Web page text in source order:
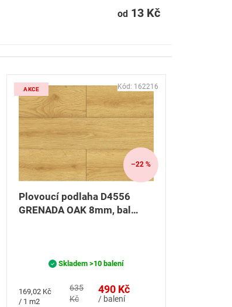
od 13 Kč
AKCE
–22 %
Plovoucí podlaha D4556
GRENADA OAK 8mm, bal
635
Kč
490 Kč
/ balení
Měrná
cena:
169,02 Kč
/ 1 m2
Skladem>10 balení
Kód: 162216